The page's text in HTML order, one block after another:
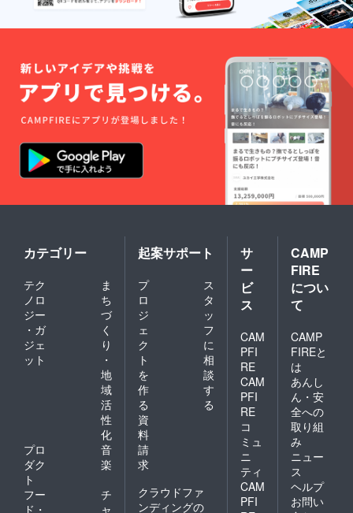
カテゴリー
テク
ノロ
ジー
・ガ
ジェ
ット
ま
ち
づ
く
り
・
地
域
活
性
化
プロ
ダク
ト
音
楽
フー
ド・
チ
ャ
起案サポート
プ
ロ
ジ
ェ
ク
ト
を
作
る
ス
タ
ッ
フ
に
相
談
す
る
資
料
請
求
クラウドファ
ンディングの
サ
ー
ビ
ス
CAM
PFI
RE
CAM
PFI
RE
コ
ミュ
ニ
ティ
CAM
PFI
CAMP
FIRE
につい
て
CAMP
FIREと
は
あんし
ん・安
全への
取り組
み
ニュー
ス
ヘルプ
お問い